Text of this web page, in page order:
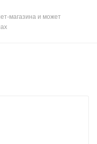
магазина и может